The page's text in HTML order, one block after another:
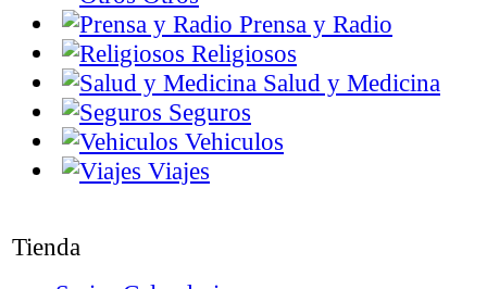
Prensa y Radio
Religiosos
Salud y Medicina
Seguros
Vehiculos
Viajes
Tienda